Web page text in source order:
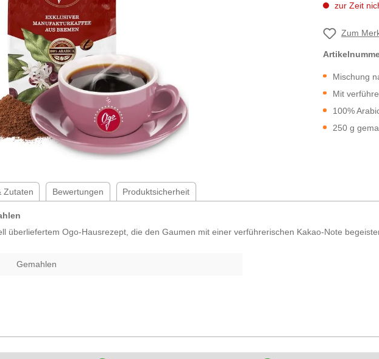
zur Zeit
Zum
Mischung
Mit
100%
250 g
Zutaten Bewertungen Produktsicherheit
überliefertem Ogo-Hausrezept, die den Gaumen mit einer verführerischen Kakao-Note
Gemahlen